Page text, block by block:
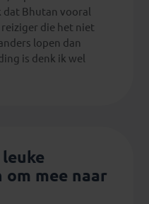
dat Bhutan vooral
die het niet
lopen dan
is denk ik wel
mee naar